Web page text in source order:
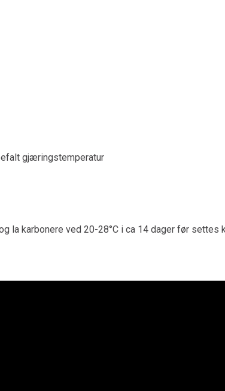
gjæringstemperatur
la karbonere ved 20-28°C i ca 14 dager før settes